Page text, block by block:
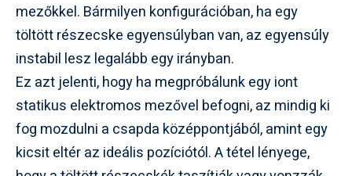
mezőkkel. Bármilyen konfigurációban, ha egy
töltött részecske egyensúlyban van, az egyensúly
instabil lesz legalább egy irányban.
Ez azt jelenti, hogy ha megpróbálunk egy iont
statikus elektromos mezővel befogni, az mindig ki
fog mozdulni a csapda középpontjából, amint egy
kicsit eltér az ideális pozíciótól. A tétel lényege,